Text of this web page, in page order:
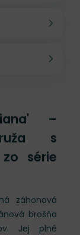
–
s
série
záhonová
brošňa
Jej plné